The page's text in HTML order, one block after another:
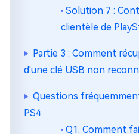
Solution 7 :
clientèle de
Partie 3 : Comment
d'une clé USB non
Questions
PS4
Q1. Comment